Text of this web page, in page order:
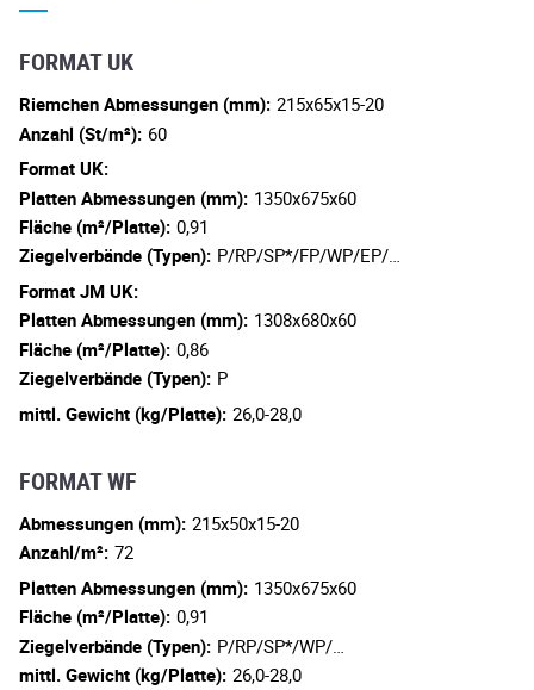
FORMAT UK
Riemchen Abmessungen (mm): 215x65x15-20
Anzahl (St/m²): 60
Format UK:
Platten Abmessungen (mm): 1350x675x60
Fläche (m²/Platte): 0,91
Ziegelverbände (Typen): P/RP/SP*/FP/WP/EP/…
Format JM UK:
Platten Abmessungen (mm): 1308x680x60
Fläche (m²/Platte): 0,86
Ziegelverbände (Typen): P
mittl. Gewicht (kg/Platte): 26,0-28,0
FORMAT WF
Abmessungen (mm): 215x50x15-20
Anzahl/m²: 72
Platten Abmessungen (mm): 1350x675x60
Fläche (m²/Platte): 0,91
Ziegelverbände (Typen): P/RP/SP*/WP/…
mittl. Gewicht (kg/Platte): 26,0-28,0